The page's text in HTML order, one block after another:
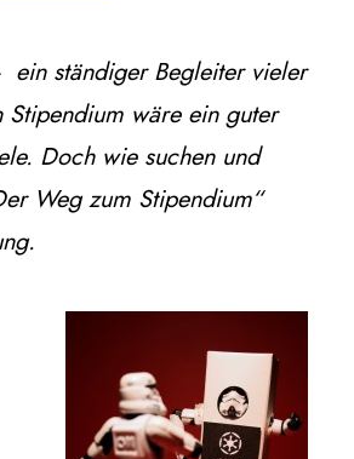
ständiger Begleiter vieler
Stipendium wäre ein guter
Doch wie suchen und
Weg zum Stipendium“